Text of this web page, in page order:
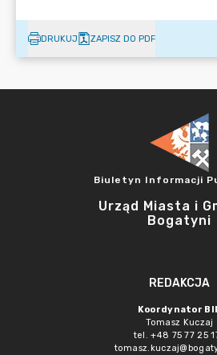
DRUKUJ ZAPISZ DO PDF
Biuletyn Informacji
Urząd Miasta i
Bogatyni
REDAKCJA
Koordynator
Tomasz Kuczaj
tel. +48 75 77 25